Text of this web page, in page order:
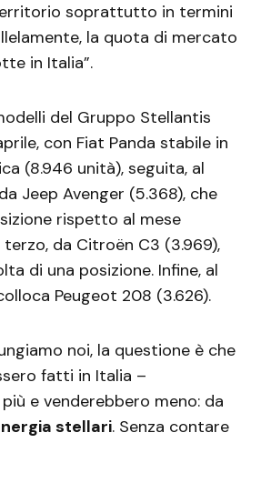
soprattutto in termini
la quota di mercato
in Italia”.
del Gruppo Stellantis
con Fiat Panda stabile in
(8.946 unità), seguita, al
Jeep Avenger (5.368), che
rispetto al mese
da Citroën C3 (3.969),
di una posizione. Infine, al
Peugeot 208 (3.626).
noi, la questione è che
fatti in Italia –
e venderebbero meno: da
stellari. Senza contare